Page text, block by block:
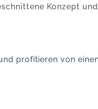
Konzept
profitieren von